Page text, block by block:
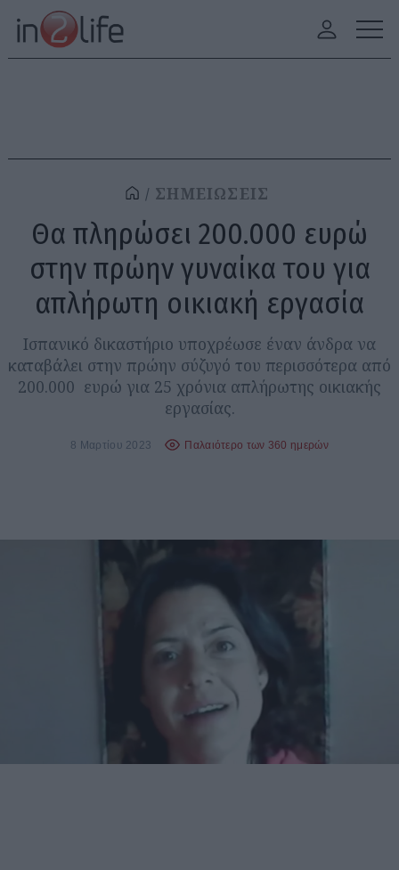
ΣΗΜΕΙΩΣΕΙΣ
Θα πληρώσει 200.000 ευρώ
στην πρώην γυναίκα του για
απλήρωτη οικιακή εργασία
Ισπανικό δικαστήριο υποχρέωσε έναν άνδρα να
καταβάλει στην πρώην σύζυγό του περισσότερα από
200.000 ευρώ για 25 χρόνια απλήρωτης οικιακής
εργασίας.
8 Μαρτίου 2023 Παλαιότερο των 360 ημερών